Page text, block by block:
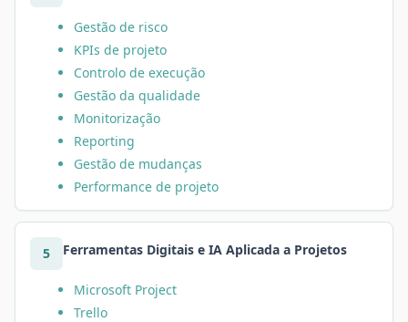
Gestão de risco
KPIs de projeto
Controlo de execução
Gestão da qualidade
Monitorização
Reporting
Gestão de mudanças
Performance de projeto
5 Ferramentas Digitais e IA Aplicada a Projetos
Microsoft Project
Trello